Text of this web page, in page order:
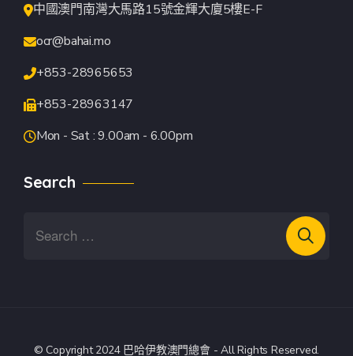
中國澳門南灣大馬路15號金輝大廈5樓E-F
ocr@bahai.mo
+853-28965653
+853-28963147
Mon - Sat : 9.00am - 6.00pm
Search
© Copyright 2024 巴哈伊教澳門總會 - All Rights Reserved.